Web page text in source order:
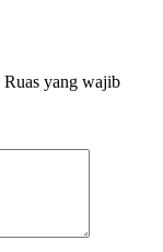
Ruas yang wajib